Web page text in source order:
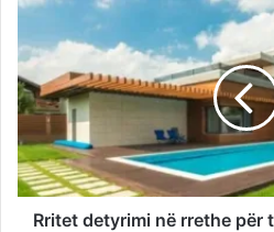
Rritet detyrimi në rrethe për